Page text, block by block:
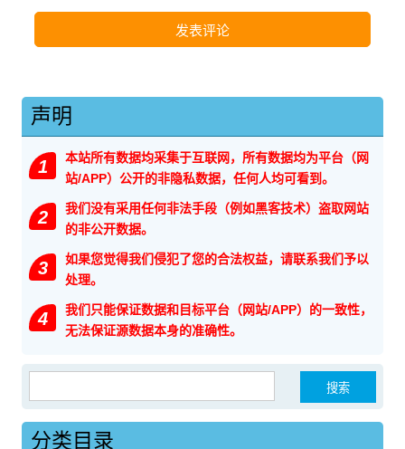
声明
1
本站所有数据均采集于互联网，所有数据均为平台（网
站/APP）公开的非隐私数据，任何人均可看到。
2
我们没有采用任何非法手段（例如黑客技术）盗取网站
的非公开数据。
3
如果您觉得我们侵犯了您的合法权益，请联系我们予以
处理。
4
我们只能保证数据和目标平台（网站/APP）的一致性，
无法保证源数据本身的准确性。
分类目录